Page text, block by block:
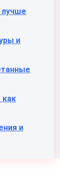
и
как
и